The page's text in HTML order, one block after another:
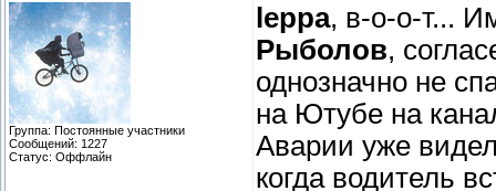
Группа: Постоянные участники
Сообщений: 1227
Статус: Оффлайн
leppa, в-о-о-т...
Рыболов,
однозначно не
на Ютубе на
Аварии уже
когда водитель